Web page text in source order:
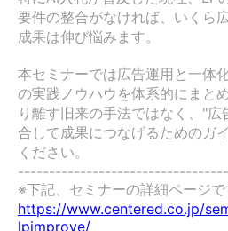
要件の整合がなければ、いくら
成果は伸び悩みます。
本セミナーでは広告運用と一体
の実践ノウハウを体系的にまと
り離す旧来の手法ではなく、"
合して成果につなげるためのガ
ください。
https://www.centered.co.jp/
lpimprove/